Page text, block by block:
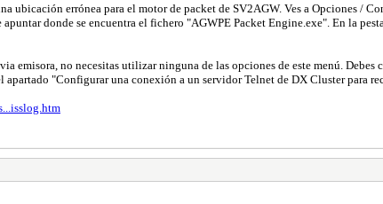
ubicación errónea para el motor de packet de SV2AGW. Ves a Opciones
donde se encuentra el fichero "AGWPE Packet Engine.exe". En la
emisora, no necesitas utilizar ninguna de las opciones de este menú.
apartado "Configurar una conexión a un servidor Telnet de DX Cluster para